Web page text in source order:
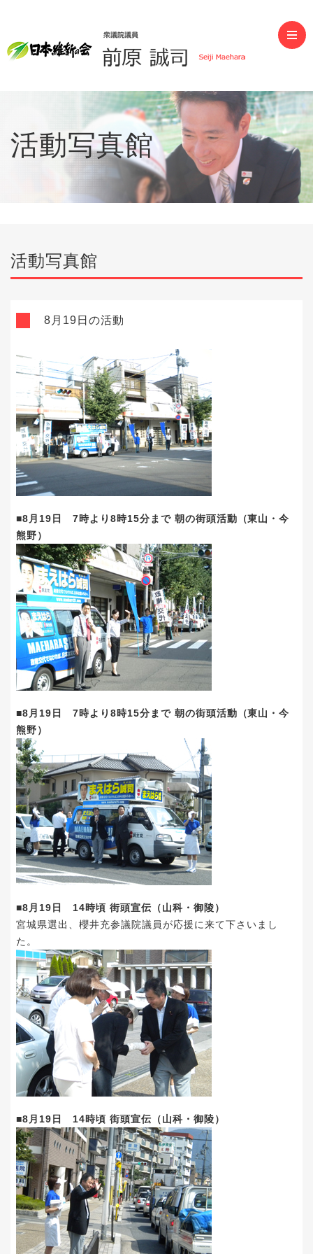
前原誠司（衆議院議員）
活動写真館
活動写真館
8月19日の活動
■8月19日 7時より8時15分まで 朝の街頭活動（東山・今
熊野）
■8月19日 7時より8時15分まで 朝の街頭活動（東山・今
熊野）
■8月19日 14時頃 街頭宣伝（山科・御陵）
宮城県選出、櫻井充参議院議員が応援に来て下さいまし
た。
■8月19日 14時頃 街頭宣伝（山科・御陵）